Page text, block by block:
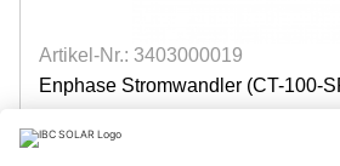
Artikel-Nr.: 3403000019
Enphase Stromwandler (CT-100-